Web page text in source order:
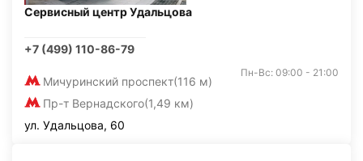
Сервисный центр Удальцова
+7 (499) 110-86-79
Мичуринский проспект(116 м)
Пр-т Вернадского(1,49 км)
Пн-Вс: 09:00 - 21:00
ул. Удальцова, 60